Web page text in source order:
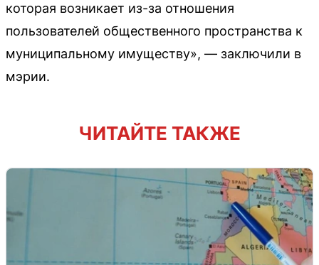
которая возникает из-за отношения
пользователей общественного пространства к
муниципальному имуществу», — заключили в
мэрии.
ЧИТАЙТЕ ТАКЖЕ